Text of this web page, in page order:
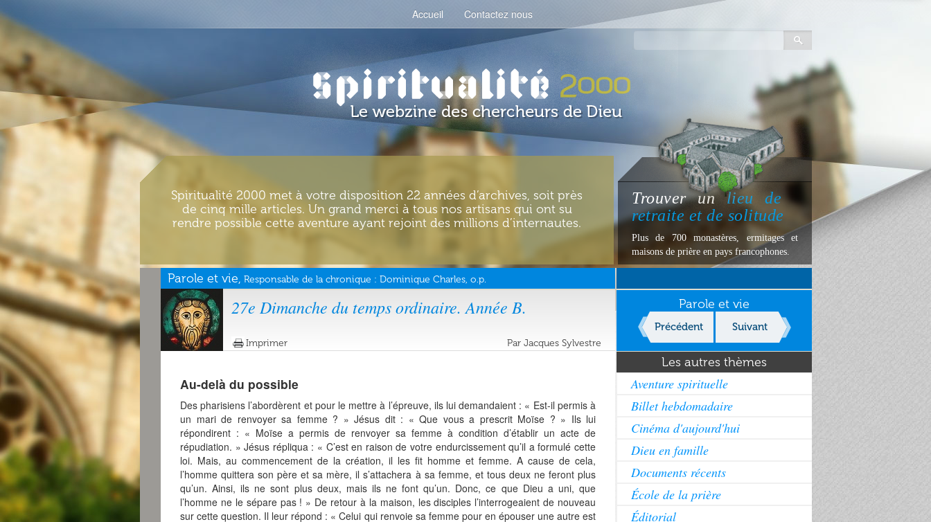
Accueil Contactez nous
Spiritualité 2000 met à votre disposition 22 années d’archives, soit près
de cinq mille articles. Un grand merci à tous nos artisans qui ont su
rendre possible cette aventure ayant rejoint des millions d’internautes.
Trouver un lieu
de
retraite et de solitude
Plus de 700 monastères, ermitages et
maisons de prière en pays francophones.
Parole et vie, Responsable de la chronique : Dominique Charles, o.p.
27e Dimanche du temps ordinaire. Année B.
Imprimer Par Jacques Sylvestre
Au-delà du possible
Des pharisiens l’abordèrent et pour le mettre à l’épreuve, ils lui demandaient : « Est-il permis à
un mari de renvoyer sa femme ? » Jésus dit : « Que vous a prescrit Moïse ? » Ils lui
répondirent : « Moïse a permis de renvoyer sa femme à condition d’établir un acte de
répudiation. » Jésus répliqua : « C’est en raison de votre endurcissement qu’il a formulé cette
loi. Mais, au commencement de la création, il les fit homme et femme. A cause de cela,
l’homme quittera son père et sa mère, il s’attachera à sa femme, et tous deux ne feront plus
qu’un. Ainsi, ils ne sont plus deux, mais ils ne font qu’un. Donc, ce que Dieu a uni, que
l’homme ne le sépare pas ! » De retour à la maison, les disciples l’interrogeaient de nouveau
sur cette question. Il leur répond : « Celui qui renvoie sa femme pour en épouser une autre est
Parole et vie
Précédent Suivant
Les autres thèmes
Aventure spirituelle
Billet hebdomadaire
Cinéma d'aujourd'hui
Dieu en famille
Documents récents
École de la prière
Éditorial